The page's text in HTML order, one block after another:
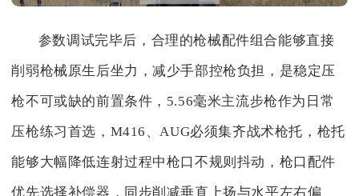
参数调试完毕后，合理的枪械配件组合能够直接
削弱枪械原生后坐力，减少手部控枪负担，是稳定压
枪不可或缺的前置条件，5.56毫米主流步枪作为日常
压枪练习首选，M416、AUG必须集齐战术枪托，枪托
能够大幅降低连射过程中枪口不规则抖动，枪口配件
优先选择补偿器，同步削减垂直上扬与水平左右偏